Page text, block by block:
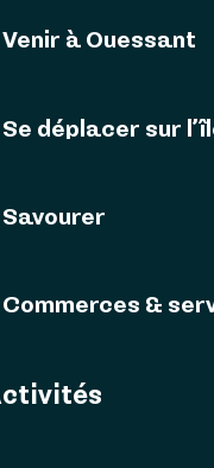
Venir à Ouessant
Se déplacer sur
Savourer
Commerces &
et disposez-les
persil pour
et de
afin de
et de la